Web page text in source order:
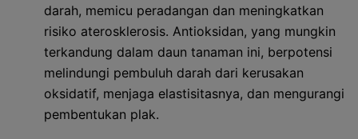
darah, memicu peradangan dan meningkatkan
risiko aterosklerosis. Antioksidan, yang mungkin
terkandung dalam daun tanaman ini, berpotensi
melindungi pembuluh darah dari kerusakan
oksidatif, menjaga elastisitasnya, dan mengurangi
pembentukan plak.